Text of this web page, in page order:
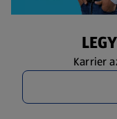
Karrier